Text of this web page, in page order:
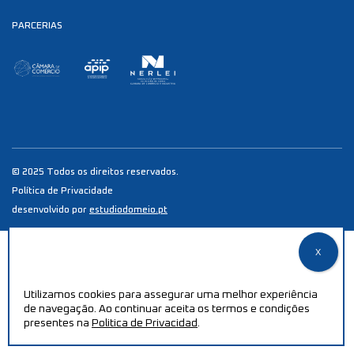
PARCERIAS
© 2025 Todos os direitos reservados.
Política de Privacidade
desenvolvido por estudiodomeio.pt
Utilizamos cookies para assegurar uma melhor experiência
de navegação. Ao continuar aceita os termos e condições
presentes na Politica de Privacidad.